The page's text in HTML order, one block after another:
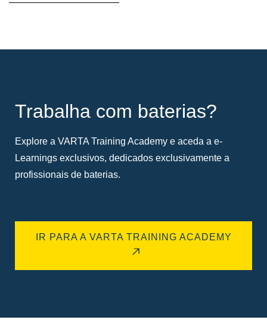
ferramenta
Trabalha com baterias?
Explore a VARTA Training Academy e aceda a e-
Learnings exclusivos, dedicados exclusivamente a
profissionais de baterias.
IR PARA A VARTA TRAINING ACADEMY